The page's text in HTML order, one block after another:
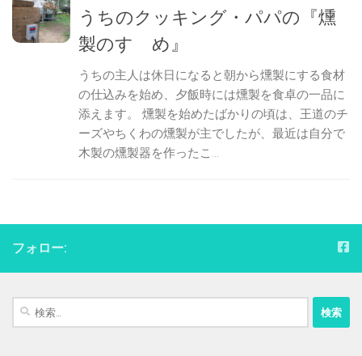
うちのクッキング・パパの『燻
製のすゝめ』
うちの主人は休日になると朝から燻製にする食材
の仕込みを始め、夕飯時には燻製を食卓の一品に
添えます。 燻製を始めたばかりの頃は、王道のチ
ーズやちくわの燻製が主でしたが、最近は自分で
木製の燻製器を作ったこ...
フォロー:
検